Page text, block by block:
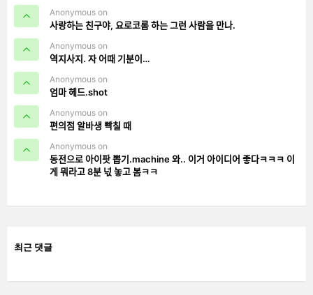
Anonymous on
사랑하는 친구야, 요로코롬 하는 그런 사람을 만나.
Anonymous on
역지사지. 자 어때 기분이…
Anonymous on
엄마 헤드.shot
Anonymous on
편의점 알바생 빡칠 때
Anonymous on
동전으로 아이팟 뽑기.machine 와.. 이거 아이디어 좋다ㅋㅋㅋ 이
게 뭐라고 8분 넋 놓고 봄ㅋㅋ
최근 댓글